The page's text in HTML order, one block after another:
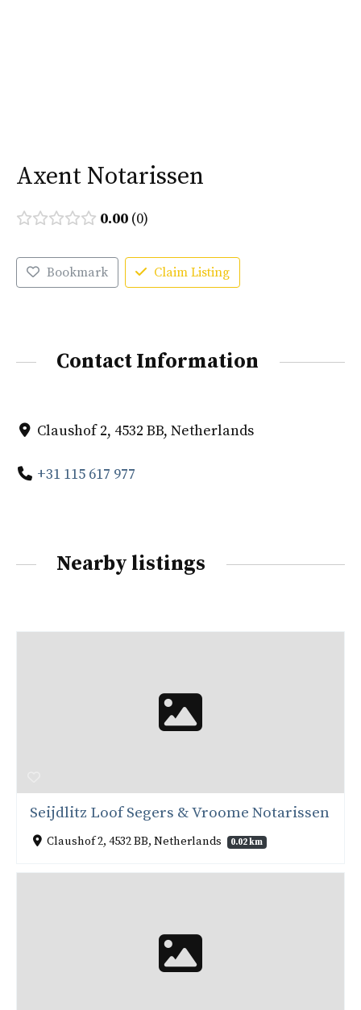
Axent Notarissen
0.00 0
Bookmark Claim Listing
Contact Information
Claushof 2, 4532 BB, Netherlands
+31 115 617 977
Nearby listings
Seijdlitz Loof Segers & Vroome Notarissen
Claushof 2, 4532 BB, Netherlands 0.02 km